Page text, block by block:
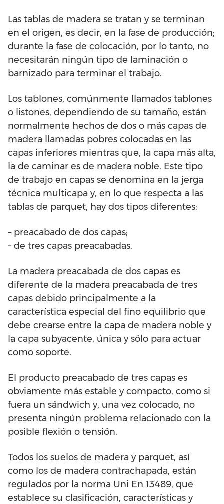
Las tablas de madera se tratan y se terminan
en el origen, es decir, en la fase de producción;
durante la fase de colocación, por lo tanto, no
necesitarán ningún tipo de laminación o
barnizado para terminar el trabajo.
Los tablones, comúnmente llamados tablones
o listones, dependiendo de su tamaño, están
normalmente hechos de dos o más capas de
madera llamadas pobres colocadas en las
capas inferiores mientras que, la capa más alta,
la de caminar es de madera noble. Este tipo
de trabajo en capas se denomina en la jerga
técnica multicapa y, en lo que respecta a las
tablas de parquet, hay dos tipos diferentes:
– preacabado de dos capas;
– de tres capas preacabadas.
La madera preacabada de dos capas es
diferente de la madera preacabada de tres
capas debido principalmente a la
característica especial del fino equilibrio que
debe crearse entre la capa de madera noble y
la capa subyacente, única y sólo para actuar
como soporte.
El producto preacabado de tres capas es
obviamente más estable y compacto, como si
fuera un sándwich y, una vez colocado, no
presenta ningún problema relacionado con la
posible flexión o tensión.
Todos los suelos de madera y parquet, así
como los de madera contrachapada, están
regulados por la norma Uni En 13489, que
establece su clasificación, características y